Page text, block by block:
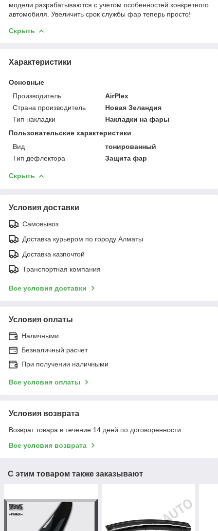
модели разрабатываются с учетом особенностей конкретного
автомобиля. Увеличить срок службы фар теперь просто!
Скрыть
Характеристики
Основные
Производитель
AirPlex
Страна производитель
Новая Зеландия
Тип накладки
Накладки на фары
Пользовательские характеристики
Вид
тонированный
Тип дефлектора
Защита фар
Скрыть
Условия доставки
Самовывоз
Доставка курьером по городу Алматы
Доставка казпочтой
Транспортная компания
Все условия доставки
Условия оплаты
Наличными
Безналичный расчет
При получении наличными
Все условия оплаты
Условия возврата
Возврат товара в течение 14 дней по договоренности
Все условия возврата
С этим товаром также заказывают